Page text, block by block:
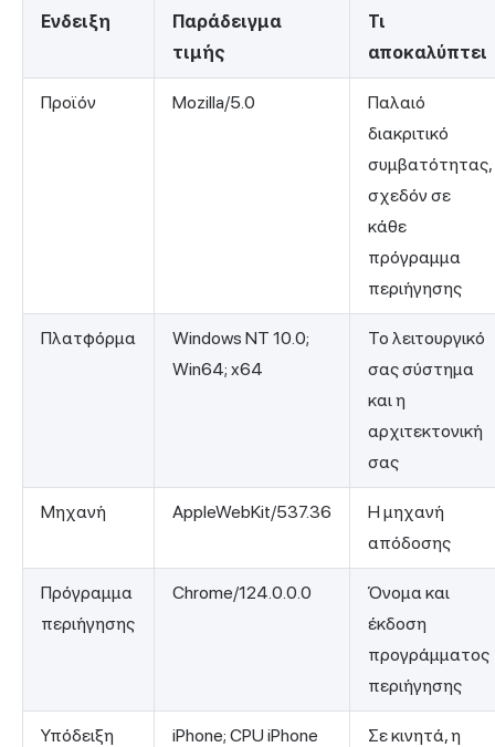
Ενδειξη
Παράδειγμα
τιμής
Τι
αποκαλύπτει
Προϊόν Mozilla/5.0
Παλαιό
διακριτικό
συμβατότητας,
σχεδόν σε
κάθε
πρόγραμμα
περιήγησης
Πλατφόρμα
Windows NT 10.0;
Win64; x64
Το λειτουργικό
σας σύστημα
και η
αρχιτεκτονική
σας
Μηχανή AppleWebKit/537.36
Η μηχανή
απόδοσης
Πρόγραμμα
περιήγησης
Chrome/124.0.0.0
Όνομα και
έκδοση
προγράμματος
περιήγησης
Υπόδειξη
iPhone; CPU iPhone
Σε κινητά, η